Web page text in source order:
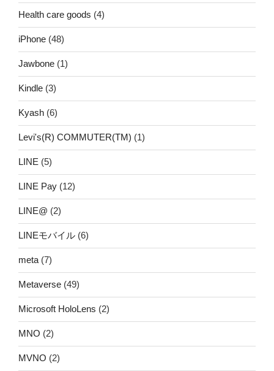
Health care goods (4)
iPhone (48)
Jawbone (1)
Kindle (3)
Kyash (6)
Levi's(R) COMMUTER(TM) (1)
LINE (5)
LINE Pay (12)
LINE@ (2)
LINEモバイル (6)
meta (7)
Metaverse (49)
Microsoft HoloLens (2)
MNO (2)
MVNO (2)